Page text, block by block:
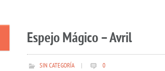
Espejo Mágico – Avril
SIN CATEGORÍA 0